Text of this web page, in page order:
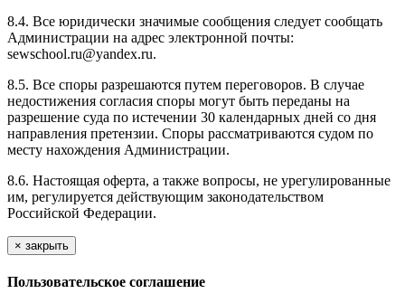
8.4. Все юридически значимые сообщения следует сообщать
Администрации на адрес электронной почты:
sewschool.ru@yandex.ru.
8.5. Все споры разрешаются путем переговоров. В случае
недостижения согласия споры могут быть переданы на
разрешение суда по истечении 30 календарных дней со дня
направления претензии. Споры рассматриваются судом по
месту нахождения Администрации.
8.6. Настоящая оферта, а также вопросы, не урегулированные
им, регулируется действующим законодательством
Российской Федерации.
× закрыть
Пользовательское соглашение